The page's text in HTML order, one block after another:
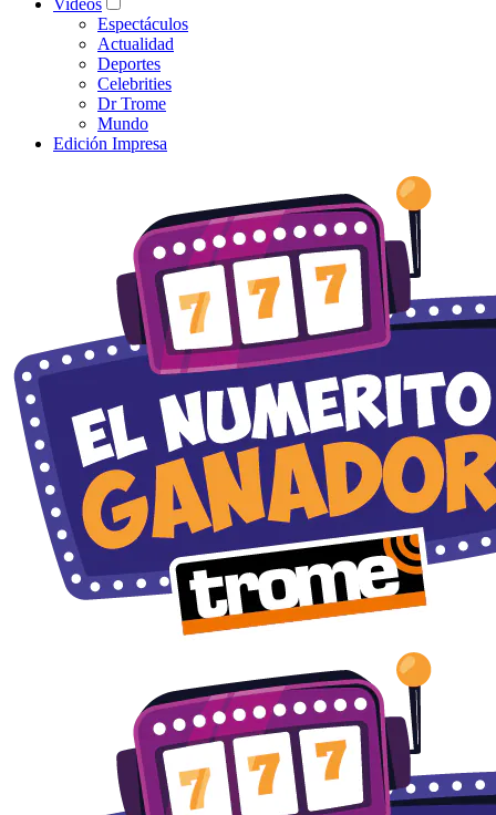
Videos
Espectáculos
Actualidad
Deportes
Celebrities
Dr Trome
Mundo
Edición Impresa